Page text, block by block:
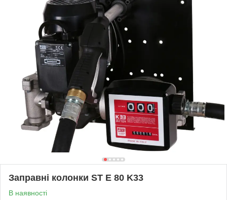
Заправні колонки ST E 80 K33
В наявності